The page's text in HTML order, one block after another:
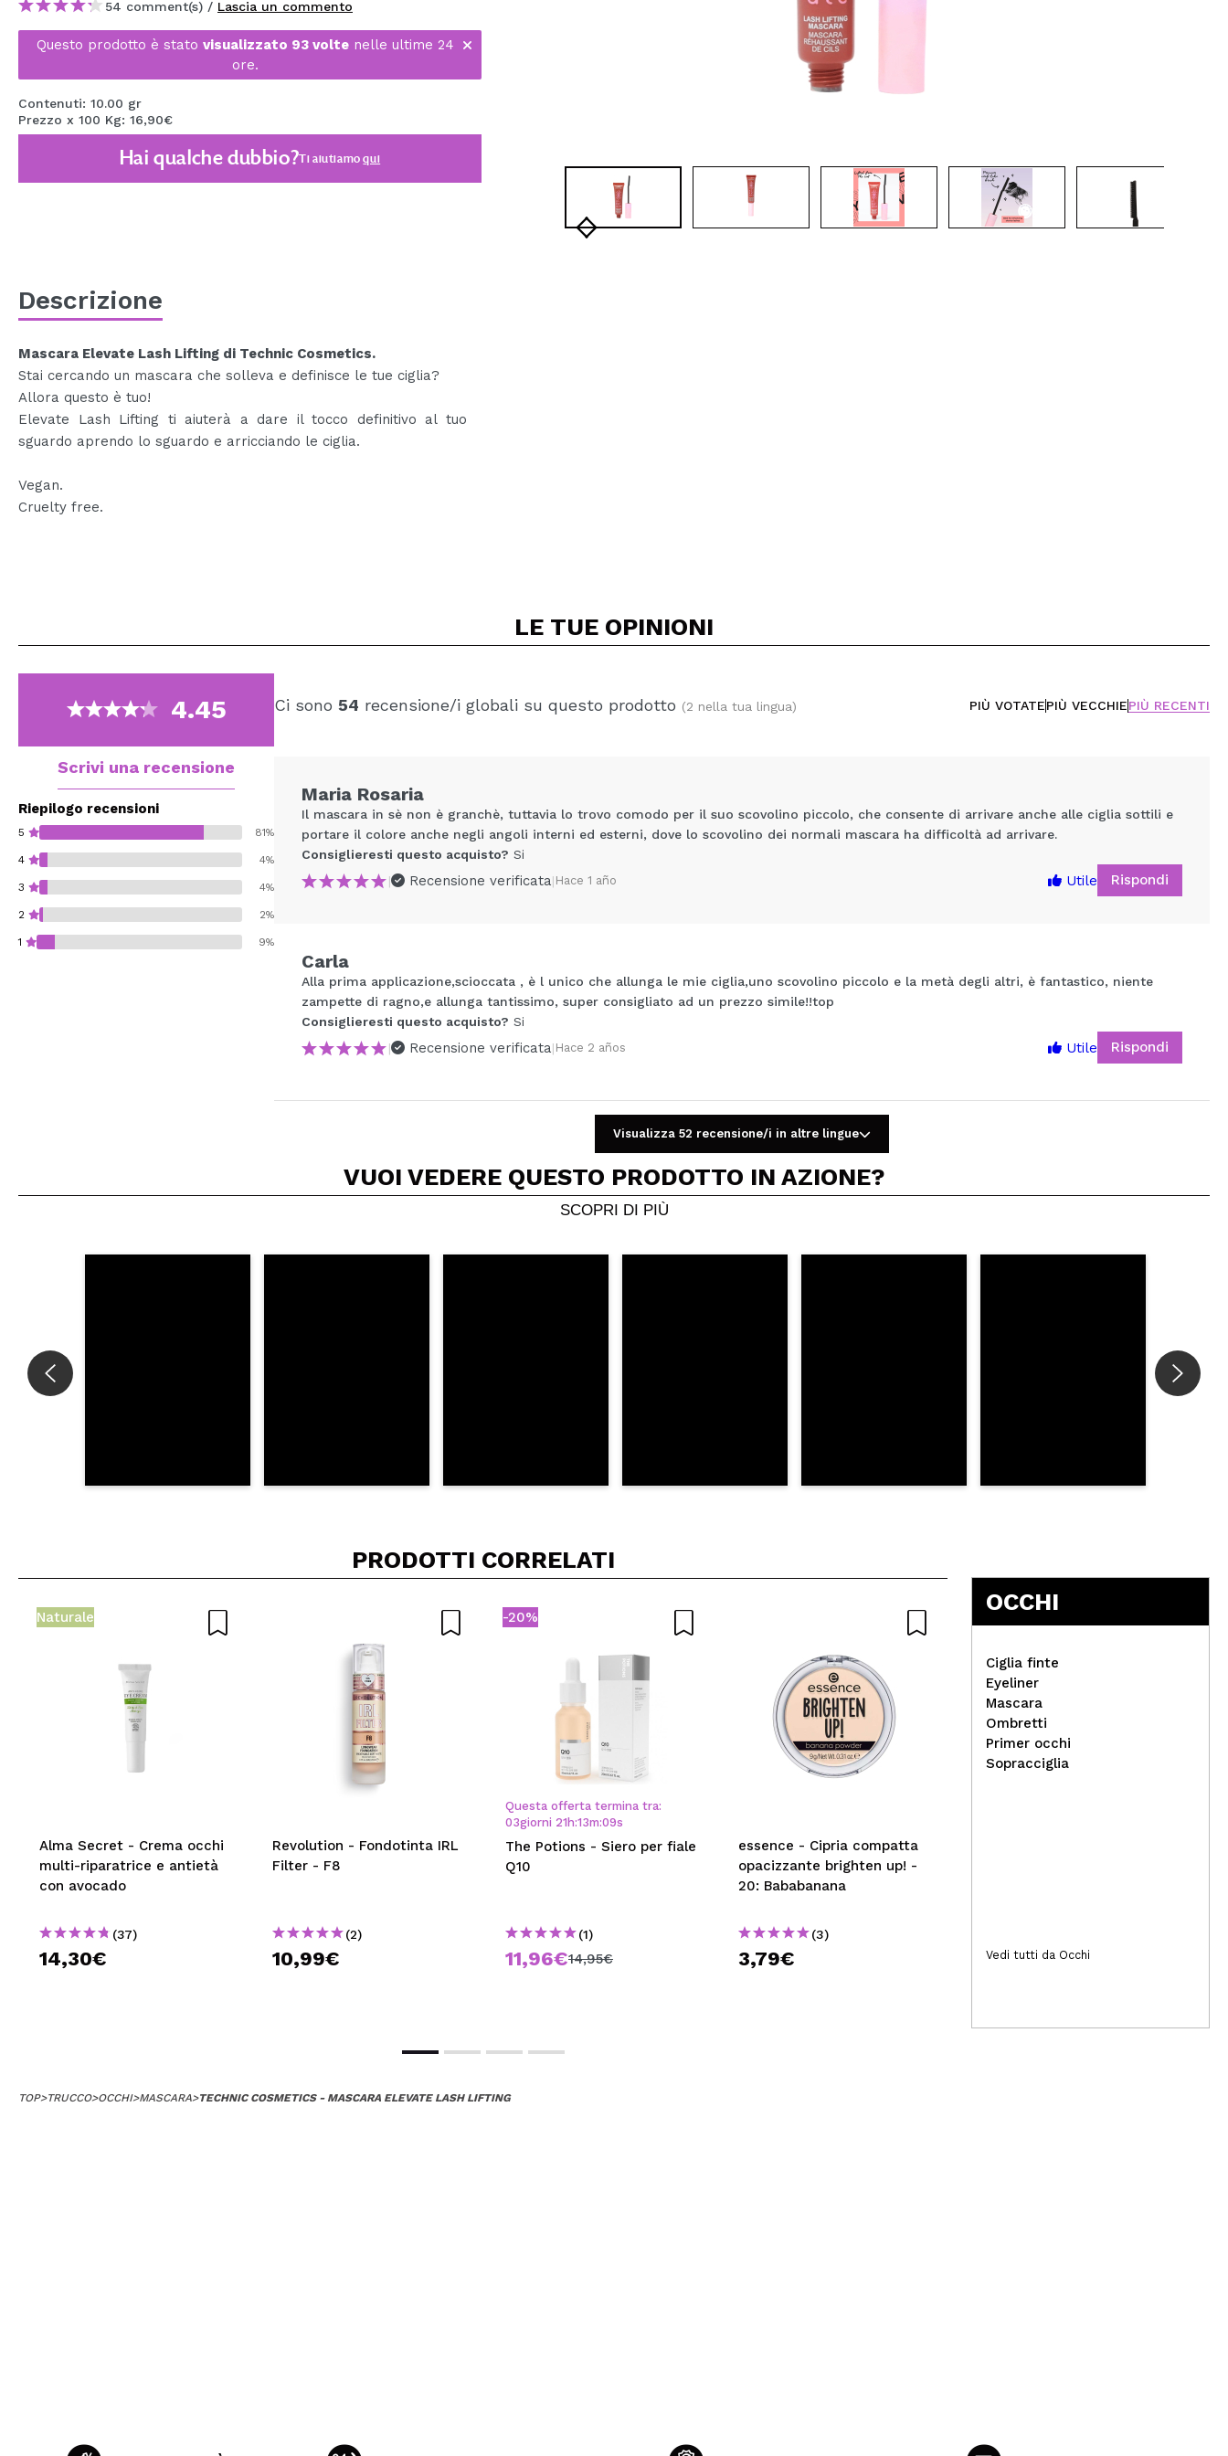
KOREA ZONE
TRAVEL SIZE
NATURE
SPECIALE
PROSSIMAMENTE
CREARE UN ACCOUNT
54 comment(s) / Lascia un commento
Questo prodotto è stato visualizzato 93 volte nelle ultime 24
ore.
Contenuti: 10.00 gr
Prezzo x 100 Kg: 16,90€
Hai qualche dubbio?Ti aiutiamoqui
Descrizione
Mascara Elevate Lash Lifting di Technic Cosmetics.
Stai cercando un mascara che solleva e definisce le tue ciglia?
Allora questo è tuo!
Elevate Lash Lifting ti aiuterà a dare il tocco definitivo al tuo
sguardo aprendo lo sguardo e arricciando le ciglia.
Vegan.
Cruelty free.
LE TUE OPINIONI
4.45
Scrivi una recensione
Riepilogo recensioni
5 81%
4 4%
3 4%
2 2%
1 9%
Ci sono 54 recensione/i globali su questo prodotto (2 nella tua lingua) PIÙ VOTATEPIÙ VECCHIEPIÙ RECENTI
Il tuo video potrebbe essere il primo. Immaginalo...
Consiglieresti questo acquisto? Si No
Maria Rosaria
Il mascara in sè non è granchè, tuttavia lo trovo comodo per il suo scovolino piccolo, che consente di arrivare anche alle ciglia sottili e
portare il colore anche negli angoli interni ed esterni, dove lo scovolino dei normali mascara ha difficoltà ad arrivare.
Consiglieresti questo acquisto? Si
|
Recensione verificata| Hace 1 año Utile Rispondi
Carla
Alla prima applicazione,scioccata , è l unico che allunga le mie ciglia,uno scovolino piccolo e la metà degli altri, è fantastico, niente
zampette di ragno,e allunga tantissimo, super consigliato ad un prezzo simile!!top
Consiglieresti questo acquisto? Si
|
Recensione verificata| Hace 2 años Utile Rispondi
Visualizza 52 recensione/i in altre lingue
VUOI VEDERE QUESTO PRODOTTO IN AZIONE?
SCOPRI DI PIÙ
PRODOTTI CORRELATI
Naturale
Alma Secret - Crema occhi
multi-riparatrice e antietà
con avocado
(37)
14,30€
Revolution - Fondotinta IRL
Filter - F8
(2)
10,99€
-20%
Questa offerta termina tra:
03giorni 21 h:13m:08s
The Potions - Siero per fiale
Q10
(1)
11,96€14,95€
essence - Cipria compatta
opacizzante brighten up! -
20: Bababanana
(3)
3,79€
Bell - *Love In The City* -
Lucidante per occhi
4,99€
OCCHI
Ciglia finte
Eyeliner
Mascara
Ombretti
Primer occhi
Sopracciglia
Vedi tutti da Occhi
TOP>TRUCCO>OCCHI>MASCARA>TECHNIC COSMETICS - MASCARA ELEVATE LASH LIFTING